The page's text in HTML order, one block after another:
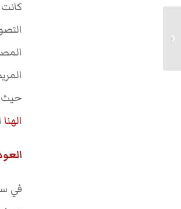
حيث
الهنا
في سنة 1928 وفي مدينة